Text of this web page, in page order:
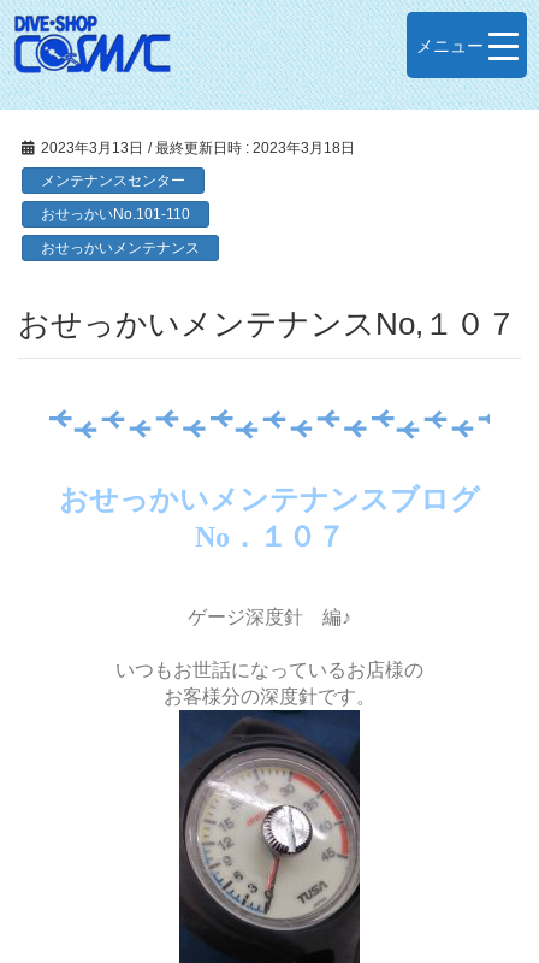
メニュー
2023年3月13日 / 最終更新日時 : 2023年3月18日
メンテナンスセンター
おせっかいNo.101-110
おせっかいメンテナンス
おせっかいメンテナンスNo,１０７
おせっかいメンテナンスブログ
No．１０７
ゲージ深度針 編♪
いつもお世話になっているお店様の
お客様分の深度針です。